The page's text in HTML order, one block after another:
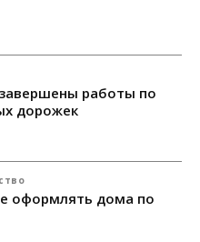
работы по
дорожек
оформлять дома по